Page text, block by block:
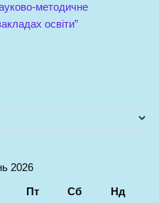
методичне
освіти”
2026
Пт Сб Нд